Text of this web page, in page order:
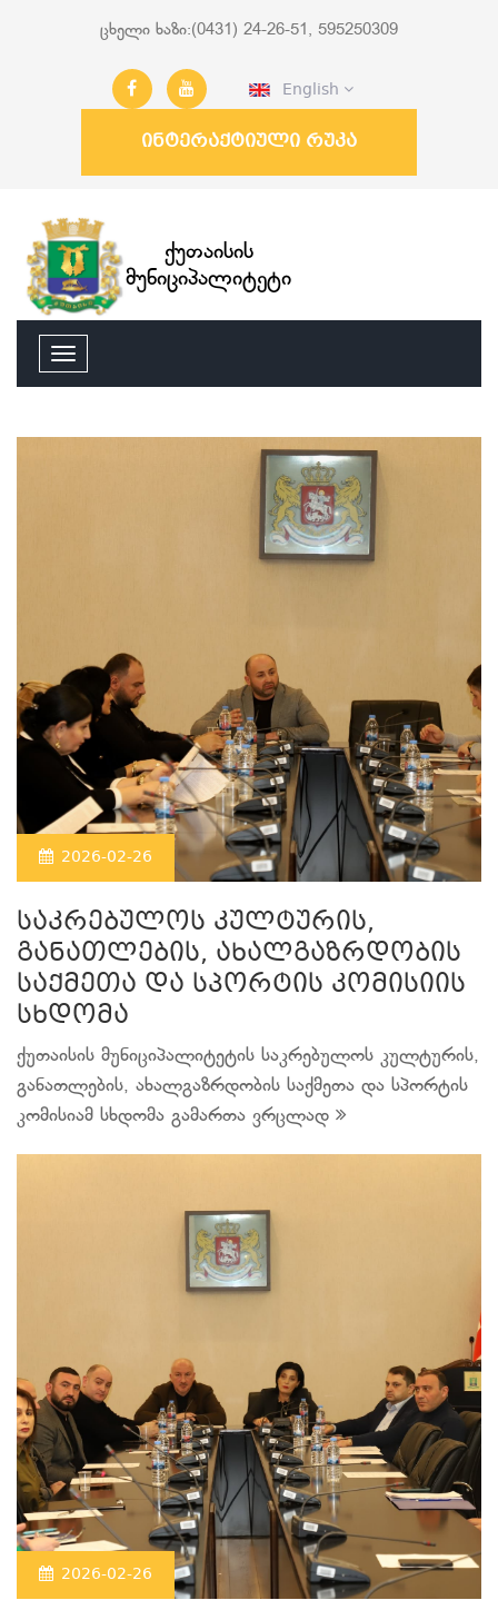
ცხელი ხაზი:(0431) 24-26-51, 595250309
English
ინტერაქტიული რუკა
ქუთაისის
მუნიციპალიტეტი
2026-02-26
საკრებულოს კულტურის,
განათლების, ახალგაზრდობის
საქმეთა და სპორტის კომისიის
სხდომა
ქუთაისის მუნიციპალიტეტის საკრებულოს კულტურის,
განათლების, ახალგაზრდობის საქმეთა და სპორტის
კომისიამ სხდომა გამართა ვრცლად
2026-02-26